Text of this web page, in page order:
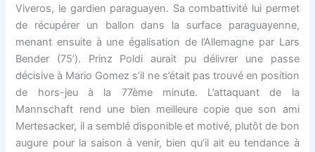
Viveros, le gardien paraguayen. Sa combattivité lui permet
de récupérer un ballon dans la surface paraguayenne,
menant ensuite à une égalisation de l’Allemagne par Lars
Bender (75’). Prinz Poldi aurait pu délivrer une passe
décisive à Mario Gomez s’il ne s’était pas trouvé en position
de hors-jeu à la 77ème minute. L’attaquant de la
Mannschaft rend une bien meilleure copie que son ami
Mertesacker, il a semblé disponible et motivé, plutôt de bon
augure pour la saison à venir, bien qu’il ait eu tendance à